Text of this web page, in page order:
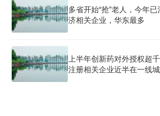
多省开始“抢”老人，今年
济相关企业，华东最多
上半年创新药对外授权超
注册相关企业近半在一线